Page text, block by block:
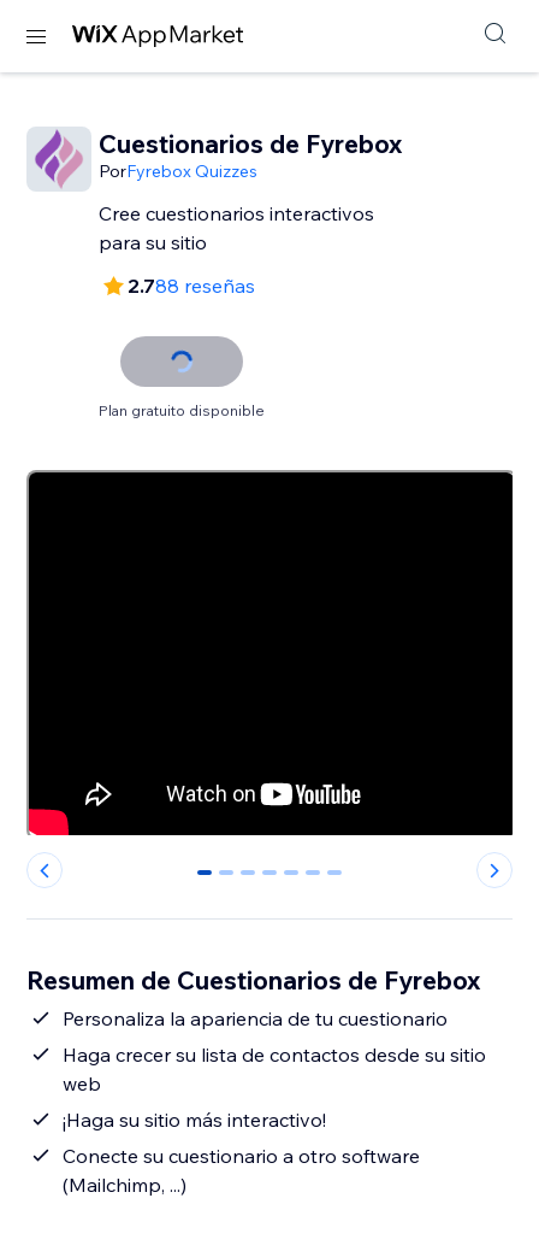
Cuestionarios de Fyrebox
PorFyrebox Quizzes
Cree cuestionarios interactivos
para su sitio
2.788 reseñas
Plan gratuito disponible
0 1 2 3 4 5 6
Resumen de Cuestionarios de Fyrebox
Personaliza la apariencia de tu cuestionario
Haga crecer su lista de contactos desde su sitio
web
¡Haga su sitio más interactivo!
Conecte su cuestionario a otro software
(Mailchimp, ...)